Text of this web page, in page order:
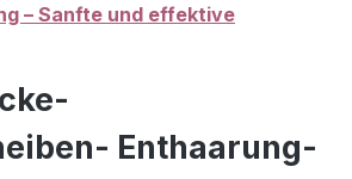
– Sanfte und effektive
Enthaarung-